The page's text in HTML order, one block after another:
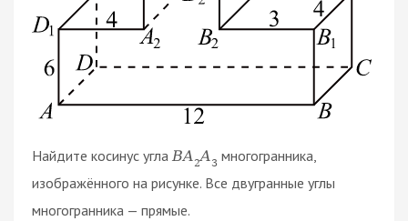
Найдите косинус угла BA2A3 многогранника,
изображённого на рисунке. Все двугранные углы
многогранника — прямые.